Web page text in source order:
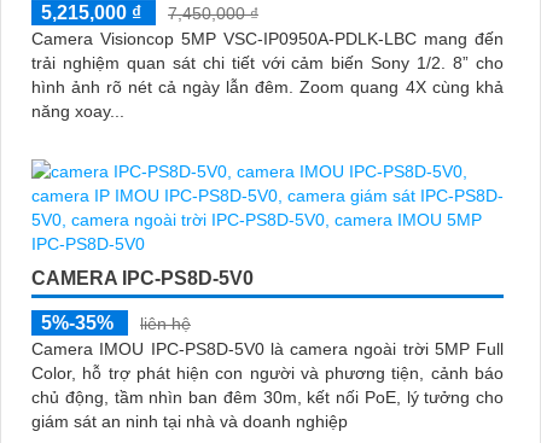
5,215,000 ₫
7,450,000 ₫
Camera Visioncop 5MP VSC-IP0950A-PDLK-LBC mang đến
trải nghiệm quan sát chi tiết với cảm biến Sony 1/2. 8” cho
hình ảnh rõ nét cả ngày lẫn đêm. Zoom quang 4X cùng khả
năng xoay...
CAMERA IPC-PS8D-5V0
5%-35%
liên hệ
Camera IMOU IPC-PS8D-5V0 là camera ngoài trời 5MP Full
Color, hỗ trợ phát hiện con người và phương tiện, cảnh báo
chủ động, tầm nhìn ban đêm 30m, kết nối PoE, lý tưởng cho
giám sát an ninh tại nhà và doanh nghiệp